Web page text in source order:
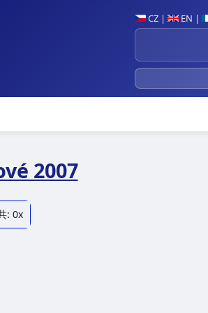
CZ | EN |
2007
: 0x